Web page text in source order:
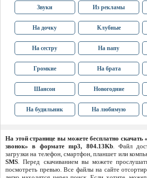
Звуки Из рекламы
На дочку Клубные
На сестру На папу
Громкие На брата
Шансон Новогодние
На будильник На любимую
На этой странице вы можете бесплатно скачать
звонок» в формате mp3, 804.13Kb. Файл
загрузки на телефон, смартфон, планшет или
SMS. Перед скачиванием вы можете
посмотреть превью. Все файлы на сайте